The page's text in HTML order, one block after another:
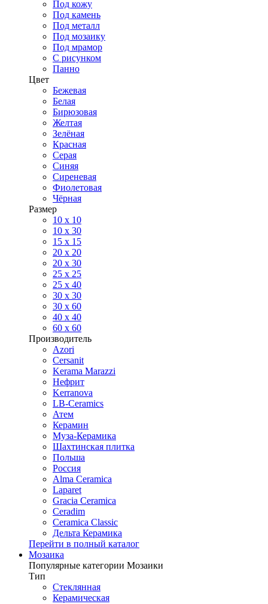
Под кожу
Под камень
Под металл
Под мозаику
Под мрамор
С рисунком
Панно
Цвет
Бежевая
Белая
Бирюзовая
Желтая
Зелёная
Красная
Серая
Синяя
Сиреневая
Фиолетовая
Чёрная
Размер
10 х 10
10 x 30
15 x 15
20 х 20
20 x 30
25 x 25
25 x 40
30 x 30
30 х 60
40 х 40
60 х 60
Производитель
Azori
Cersanit
Kerama Marazzi
Нефрит
Kerranova
LB-Ceramics
Атем
Керамин
Муза-Керамика
Шахтинская плитка
Польша
Россия
Alma Ceramica
Laparet
Gracia Ceramica
Ceradim
Ceramica Classic
Дельта Керамика
Перейти в полный каталог
Мозаика
Популярные категории Мозаики
Тип
Стеклянная
Керамическая